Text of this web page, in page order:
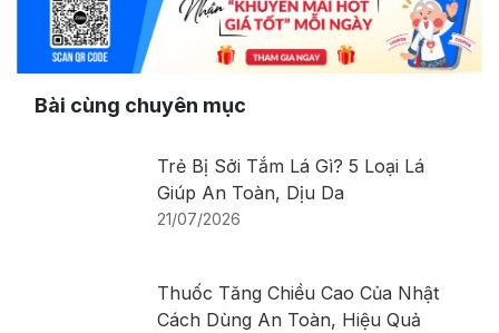
Bài cùng chuyên mục
Trẻ Bị Sởi Tắm Lá Gì? 5 Loại Lá
Giúp An Toàn, Dịu Da
21/07/2026
Thuốc Tăng Chiều Cao Của Nhật
Cách Dùng An Toàn, Hiệu Quả